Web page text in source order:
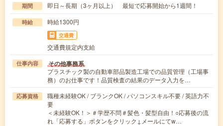
期間 即日～長期（3ヶ月以上） 最短で応募開始から1週間！
時給 時給1300円
交通費
交通費規定内支給
仕事内容 その他事務系
プラスチック製の自動車部品製造工場での品質管理（工場事
務）のお仕事です！品質検査の結果のデータ入力を…
応募資格
職種未経験OK / ブランクOK / パソコンスキル不要 / 英語力不
要
＜未経験OK！＞＃学歴不問＃髪色・髪型自由！○応募後の流
れ「応募する」ボタンをクリック↓メールにてw…